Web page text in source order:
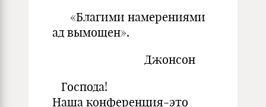
«Благими намерениями
ад вымощен».
Джонсон
Господа!
Наша конференция-это